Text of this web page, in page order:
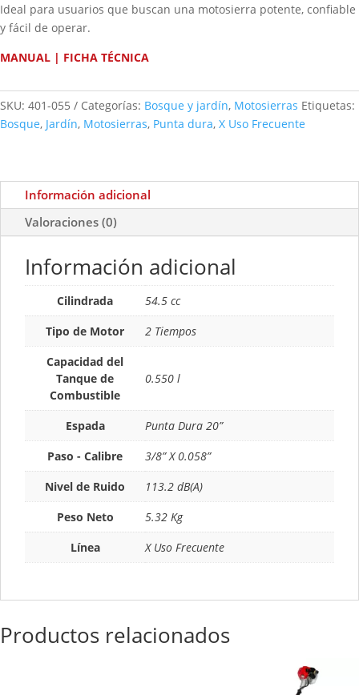
Ideal para usuarios que buscan una motosierra potente, confiable
y fácil de operar.
MANUAL | FICHA TÉCNICA
SKU: 401-055 Categorías: Bosque y jardín, Motosierras Etiquetas:
Bosque, Jardín, Motosierras, Punta dura, X Uso Frecuente
Información adicional
Valoraciones (0)
Información adicional
Cilindrada
54.5 cc
Tipo de Motor
2 Tiempos
Capacidad del
Tanque de
Combustible
0.550 l
Espada
Punta Dura 20”
Paso - Calibre
3/8” X 0.058”
Nivel de Ruido
113.2 dB(A)
Peso Neto
5.32 Kg
Línea
X Uso Frecuente
Productos relacionados